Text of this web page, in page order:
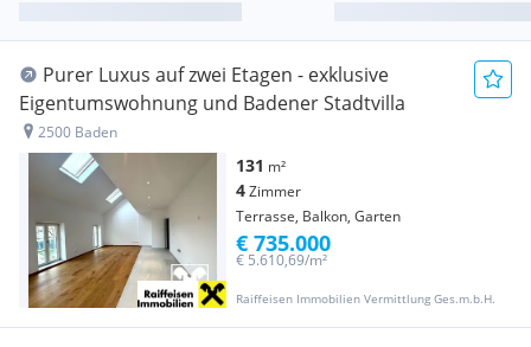
Purer Luxus auf zwei Etagen - exklusive
Eigentumswohnung und Badener Stadtvilla
2500 Baden
131 m²
4Zimmer
Terrasse, Balkon, Garten
Raiffeisen Immobilien Vermittlung Ges.m.b.H.
€ 5.610,69/m²
€ 735.000